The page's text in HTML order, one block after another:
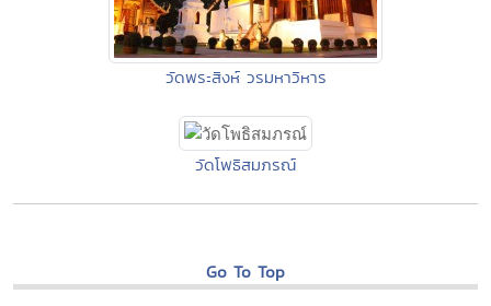
วัดพระสิงห์ วรมหาวิหาร
วัดโพธิสมภรณ์
Go To Top